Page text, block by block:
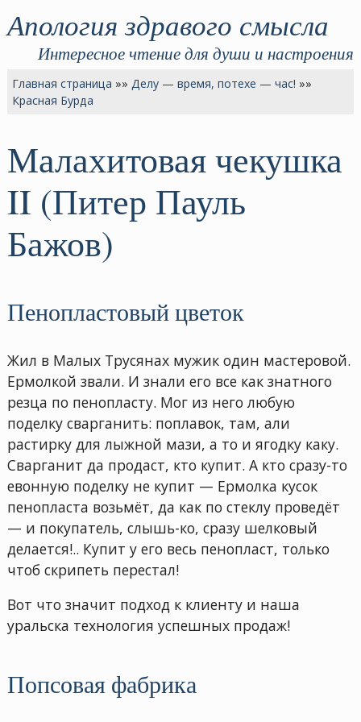
Апология здравого смысла
Интересное чтение для души и настроения
Главная страница »»Делу — время, потехе — час! »»
Красная Бурда
Малахитовая чекушка
II (Питер Пауль
Бажов)
Пенопластовый цветок
Жил в Малых Трусянах мужик один мастеровой.
Ермолкой звали. И знали его все как знатного
резца по пенопласту. Мог из него любую
поделку сварганить: поплавок, там, али
растирку для лыжной мази, а то и ягодку каку.
Сварганит да продаст, кто купит. А кто сразу-то
евонную поделку не купит — Ермолка кусок
пенопласта возьмёт, да как по стеклу проведёт
— и покупатель, слышь-ко, сразу шелковый
делается!.. Купит у его весь пенопласт, только
чтоб скрипеть перестал!
Вот что значит подход к клиенту и наша
уральска технология успешных продаж!
Попсовая фабрика